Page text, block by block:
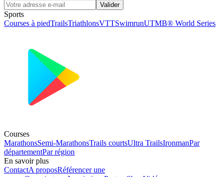
Valider
Sports
Courses à piedTrailsTriathlonsVTTSwimrunUTMB® World Series
Courses
MarathonsSemi-MarathonsTrails courtsUltra TrailsIronmanPar
départementPar région
En savoir plus
ContactA proposRéférencer une